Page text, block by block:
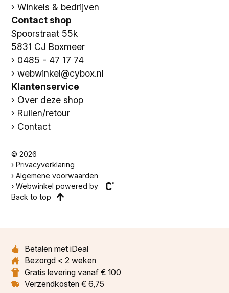
Winkels & bedrijven
Contact shop
Spoorstraat 55k
5831 CJ Boxmeer
0485 - 47 17 74
webwinkel@cybox.nl
Klantenservice
Over deze shop
Ruilen/retour
Contact
© 2026
Privacyverklaring
Algemene voorwaarden
Webwinkel powered by
Back to top
Betalen met iDeal
Bezorgd < 2 weken
Gratis levering vanaf € 100
Verzendkosten € 6,75